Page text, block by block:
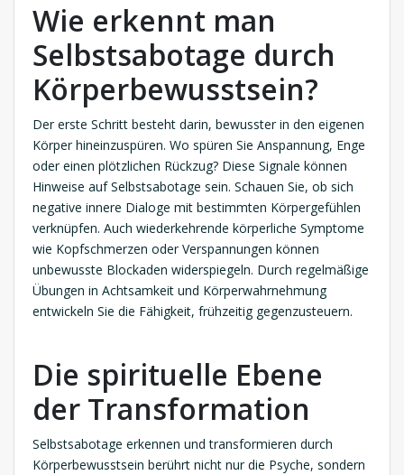
Wie erkennt man
Selbstsabotage durch
Körperbewusstsein?
Der erste Schritt besteht darin, bewusster in den eigenen
Körper hineinzuspüren. Wo spüren Sie Anspannung, Enge
oder einen plötzlichen Rückzug? Diese Signale können
Hinweise auf Selbstsabotage sein. Schauen Sie, ob sich
negative innere Dialoge mit bestimmten Körpergefühlen
verknüpfen. Auch wiederkehrende körperliche Symptome
wie Kopfschmerzen oder Verspannungen können
unbewusste Blockaden widerspiegeln. Durch regelmäßige
Übungen in Achtsamkeit und Körperwahrnehmung
entwickeln Sie die Fähigkeit, frühzeitig gegenzusteuern.
Die spirituelle Ebene
der Transformation
Selbstsabotage erkennen und transformieren durch
Körperbewusstsein berührt nicht nur die Psyche, sondern